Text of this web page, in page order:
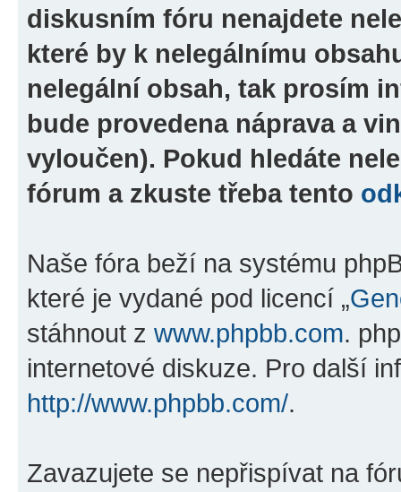
diskusním fóru nenajdete
které by k nelegálnímu
nelegální obsah, tak prosím
bude provedena náprava a
vyloučen). Pokud hledáte
fórum a zkuste třeba tento
Naše fóra beží na systému
které je vydané pod licencí „
stáhnout z www.phpbb.com.
internetové diskuze. Pro další
http://www.phpbb.com/.
Zavazujete se nepřispívat na